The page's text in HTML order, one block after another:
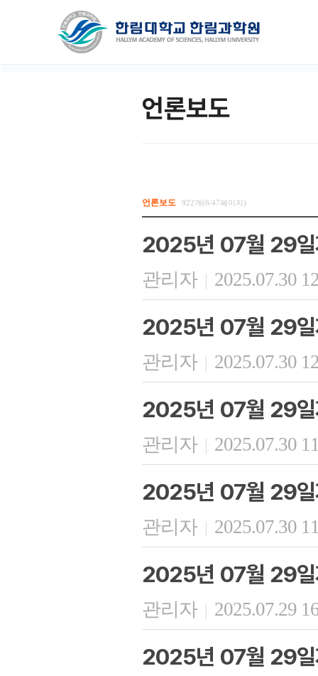
언론보도
언론보도 922개(6/47페이지)
2025년 07월 29일
관리자 | 2025.07.30
2025년 07월 29일
관리자 | 2025.07.30
2025년 07월 29일
관리자 | 2025.07.30
2025년 07월 29일
관리자 | 2025.07.30
2025년 07월 29일
관리자 | 2025.07.29
2025년 07월 29일